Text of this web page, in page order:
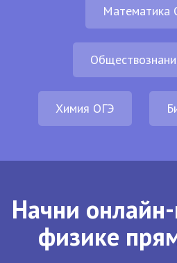
Математика
Химия ОГЭ
Начни
физике